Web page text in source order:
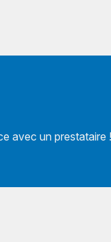
avec un prestataire !